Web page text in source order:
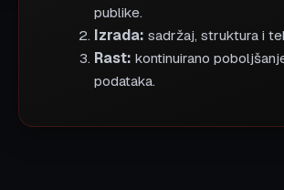
publike.
Izrada: sadržaj, struktura i
Rast: kontinuirano
podataka.